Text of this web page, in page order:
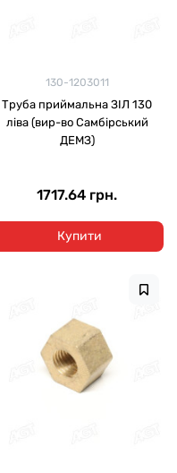
130-1203011
Труба приймальна ЗІЛ 130
ліва (вир-во Самбірський
ДЕМЗ)
1717.64 грн.
Купити